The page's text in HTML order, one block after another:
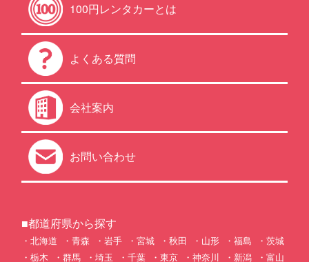
100円レンタカーとは
よくある質問
会社案内
お問い合わせ
■都道府県から探す
北海道 青森 岩手 宮城 秋田 山形 福島
茨城
栃木
群馬 埼玉 千葉 東京 神奈川 新潟
富山